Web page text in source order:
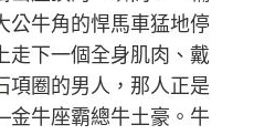
公牛角的悍馬車猛地停
走下一個全身肌肉、戴
項圈的男人，那人正是
牛座霸總牛土豪。牛